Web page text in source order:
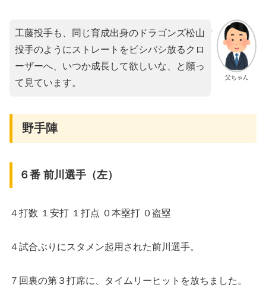
父ちゃん
工藤投手も、同じ育成出身のドラゴンズ松山
投手のようにストレートをビシバシ放るクロ
ーザーへ、いつか成長して欲しいな、と願っ
て見ています。
野手陣
６番 前川選手（左）
４打数 １安打 １打点 ０本塁打 ０盗塁
４試合ぶりにスタメン起用された前川選手。
７回裏の第３打席に、タイムリーヒットを放ちました。